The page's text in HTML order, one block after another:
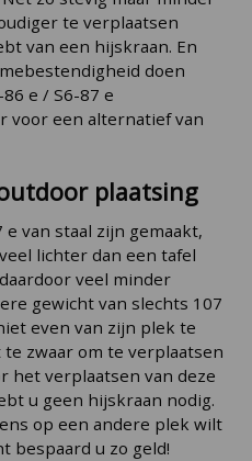
te verplaatsen
van een hijskraan. En
doen
e / S6-87 e
voor een alternatief van
plaatsing
van staal zijn gemaakt,
lichter dan een tafel
veel minder
gewicht van slechts 107
even van zijn plek te
zwaar om te verplaatsen
het verplaatsen van deze
u geen hijskraan nodig.
op een andere plek wilt
bespaard u zo geld!